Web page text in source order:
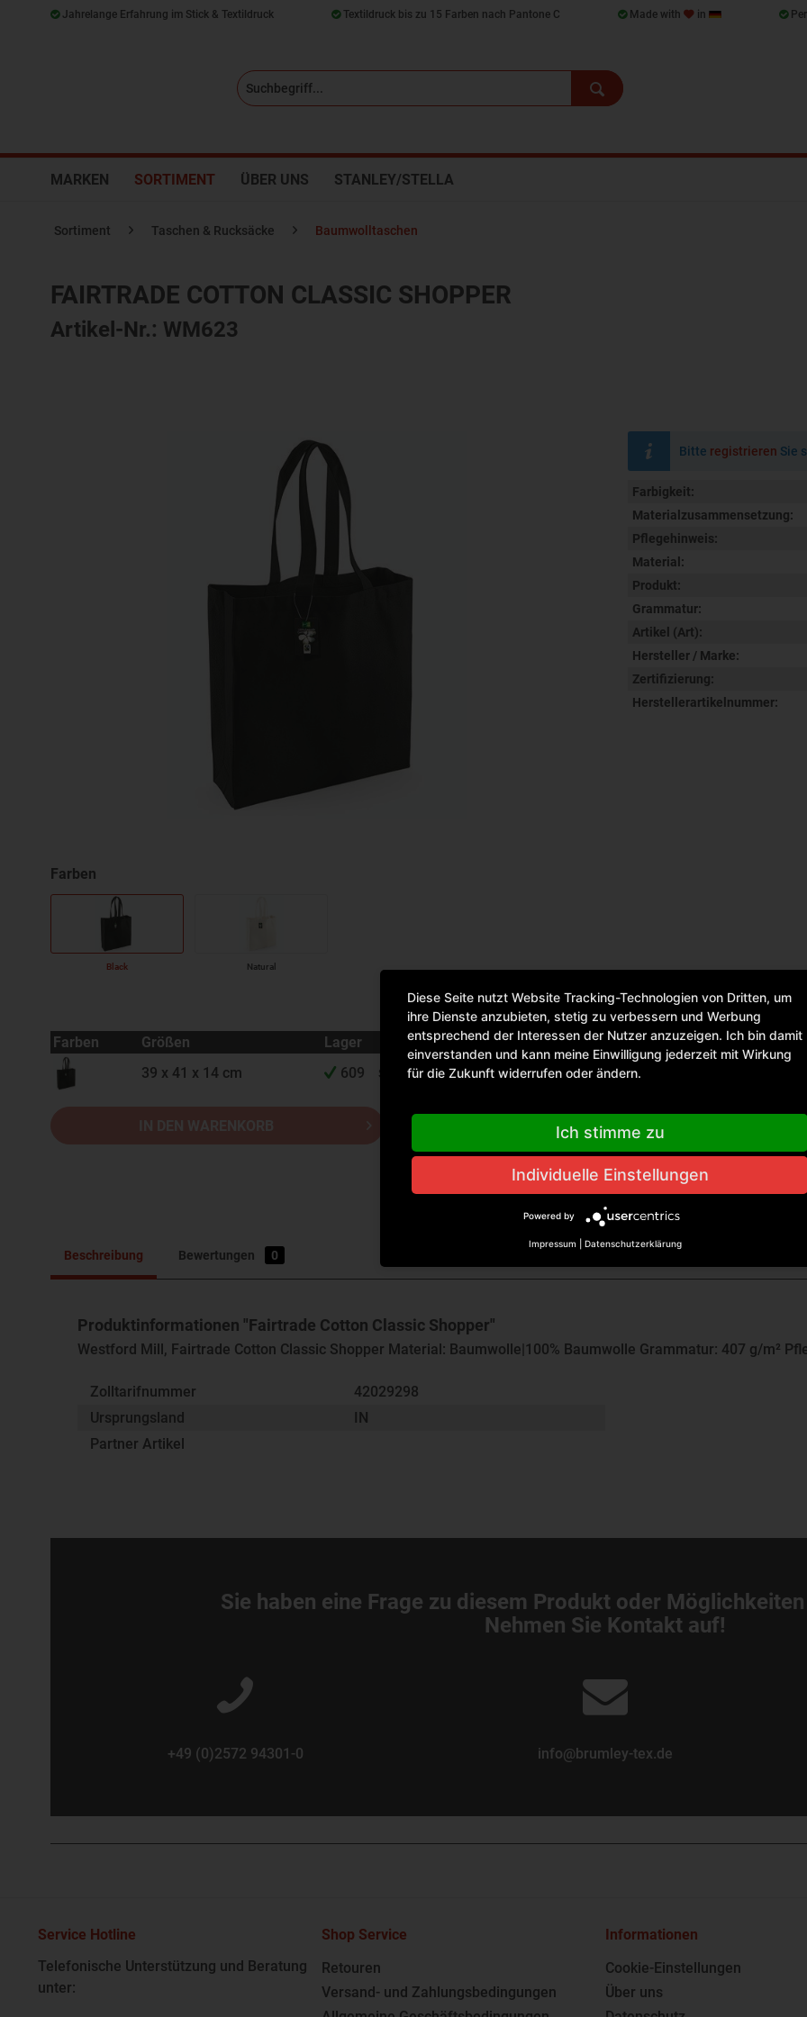
Jahrelange Erfahrung im Stick & Textildruck Textildruck bis zu 15 Farben nach Pantone C Made with in
MARKEN SORTIMENT ÜBER UNS STANLEY/STELLA
Sortiment Taschen & Rucksäcke Baumwolltaschen
FAIRTRADE COTTON CLASSIC SHOPPER
Artikel-Nr.: WM623
Bitte registrieren Sie
Farbigkeit:
Materialzusammensetzung:
Pflegehinweis:
Material:
Produkt:
Grammatur:
Artikel (Art):
Hersteller / Marke:
Zertifizierung:
Herstellerartikelnummer:
Black Natural
Farben Größen Lager
39 x 41 x 14 cm
609 Sofort versandfertig, Lieferzeit ca. 1-3 Werktage
Beschreibung Bewertungen 0
Produktinformationen "Fairtrade Cotton Classic Shopper"
Westford Mill, Fairtrade Cotton Classic Shopper Material: Baumwolle|100% Baumwolle Grammatur: 407 g/m²
Zolltarifnummer
42029298
Ursprungsland
IN
Partner Artikel
Sie haben eine Frage zu diesem Produkt oder
Nehmen Sie Kontakt auf!
+49 (0)2572 94301-0 info@brumley-tex.de
Service Hotline
Telefonische Unterstützung und Beratung
unter:
Shop Service
Retouren
Versand- und Zahlungsbedingungen
Informationen
Cookie-Einstellungen
Über uns
Diese Seite nutzt Website Tracking-Technologien von Dritten, um
ihre Dienste anzubieten, stetig zu verbessern und Werbung
entsprechend der Interessen der Nutzer anzuzeigen. Ich bin damit
einverstanden und kann meine Einwilligung jederzeit mit Wirkung
für die Zukunft widerrufen oder ändern.
Ich stimme zu
Individuelle Einstellungen
Powered by
Impressum Datenschutzerklärung